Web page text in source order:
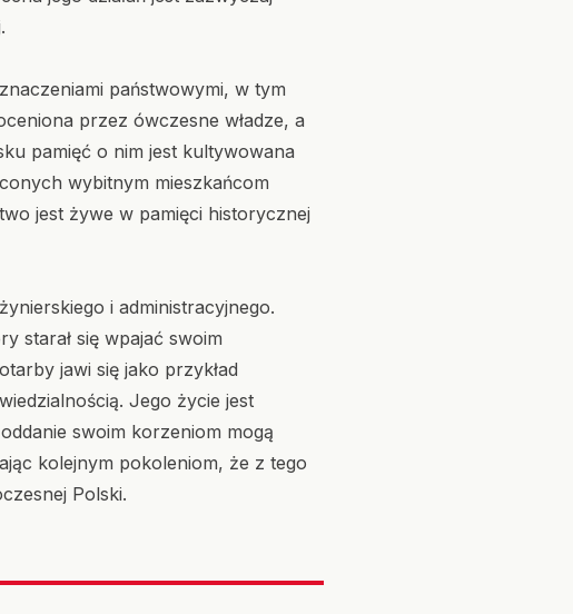
państwowymi, w tym
przez ówczesne władze, a
pamięć o nim jest kultywowana
wybitnym mieszkańcom
jest żywe w pamięci historycznej
i administracyjnego.
starał się wpajać swoim
jawi się jako przykład
Jego życie jest
swoim korzeniom mogą
kolejnym pokoleniom, że z tego
Polski.